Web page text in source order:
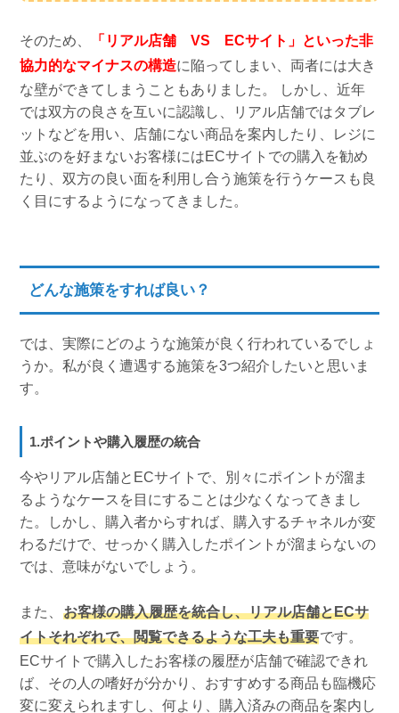
そのため、
「リアル店舗 VS ECサイト」といった非
協力的なマイナスの構造に陥ってしまい、両者には大き
な壁ができてしまうこともありました。 しかし、近年
では双方の良さを互いに認識し、リアル店舗ではタブレ
ットなどを用い、店舗にない商品を案内したり、レジに
並ぶのを好まないお客様にはECサイトでの購入を勧め
たり、双方の良い面を利用し合う施策を行うケースも良
く目にするようになってきました。
どんな施策をすれば良い？
では、実際にどのような施策が良く行われているでしょ
うか。私が良く遭遇する施策を3つ紹介したいと思いま
す。
1.ポイントや購入履歴の統合
今やリアル店舗とECサイトで、別々にポイントが溜ま
るようなケースを目にすることは少なくなってきまし
た。しかし、購入者からすれば、購入するチャネルが変
わるだけで、せっかく購入したポイントが溜まらないの
では、意味がないでしょう。
また、 お客様の購入履歴を統合し、リアル店舗とECサ
イトそれぞれで、閲覧できるような工夫も重要です。
ECサイトで購入したお客様の履歴が店舗で確認できれ
ば、その人の嗜好が分かり、おすすめする商品も臨機応
変に変えられますし、何より、購入済みの商品を案内し